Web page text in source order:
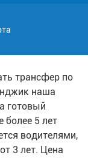
трансфер по
наша
готовый
более 5 лет
водителями,
3 лет. Цена